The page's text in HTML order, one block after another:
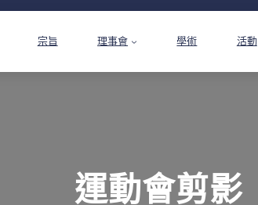
宗旨 理事會 學術 活動
運動會剪影